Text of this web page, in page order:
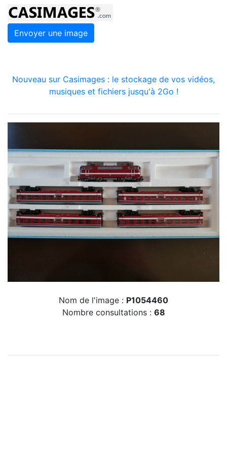
Envoyer une image
Nouveau sur Casimages : le stockage de vos vidéos,
musiques et fichiers jusqu'à 2Go !
Nom de l'image : P1054460
Nombre consultations : 68